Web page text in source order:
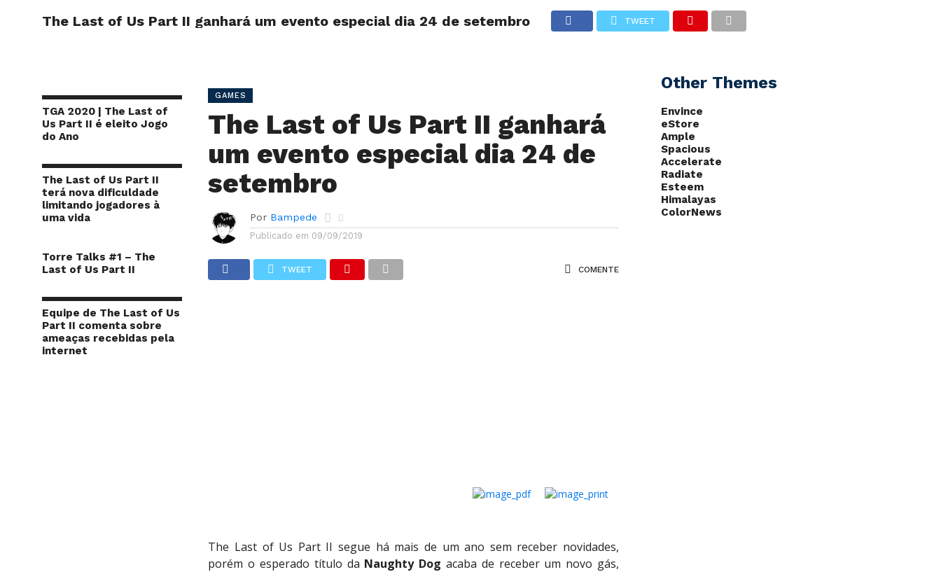
COBERTURA DE EVENTOS CRÍTICAS NOTÍCIAS PODCASTS
The Last of Us Part II ganhará um evento especial dia 24 de setembro TWEET
TGA 2020 | The Last of
Us Part II é eleito Jogo
do Ano
The Last of Us Part II
terá nova dificuldade
limitando jogadores à
uma vida
Torre Talks #1 – The
Last of Us Part II
Equipe de The Last of Us
Part II comenta sobre
ameaças recebidas pela
internet
GAMES
The Last of Us Part II ganhará
um evento especial dia 24 de
setembro
Por Bampede
Publicado em 09/09/2019
TWEET COMENTE
The Last of Us Part II segue há mais de um ano sem receber novidades,
porém o esperado título da Naughty Dog acaba de receber um novo gás,
Other Themes
Envince
eStore
Ample
Spacious
Accelerate
Radiate
Esteem
Himalayas
ColorNews